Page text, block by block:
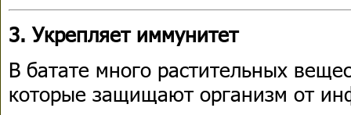
3. Укрепляет иммунитет
В батате много растительных
которые защищают организм от